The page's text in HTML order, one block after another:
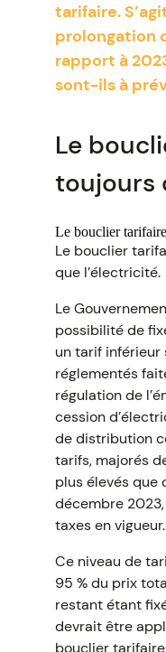
tarifaire.
prolongation
rapport à
sont-ils à
Le
toujours
Le bouclier
Le bouclier
que l’électricité.
Le
possibilité de
un tarif
réglementés
régulation de
cession
de distribution
tarifs, majorés
plus élevés que
décembre
taxes en vigueur.
Ce niveau de
95 % du prix
restant étant
devrait être
bouclier